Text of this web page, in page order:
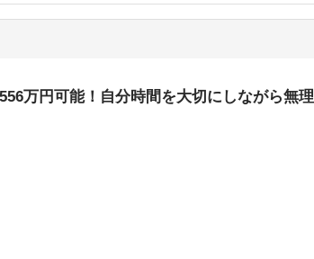
万円可能！自分時間を大切にしながら無理